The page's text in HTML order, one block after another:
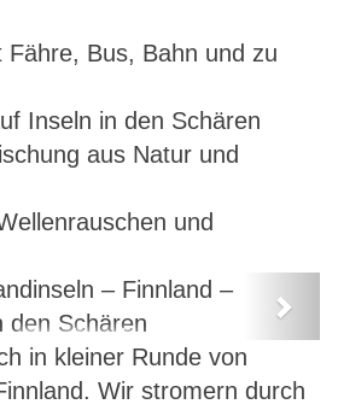
Fähre, Bus, Bahn und zu
Inseln in den Schären
aus Natur und
und
Alandinseln – Finnland
in den Schären
in kleiner Runde von
Wir stromern durch